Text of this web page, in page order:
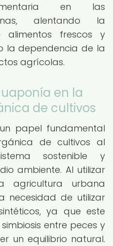
en las
alentando la
alimentos frescos y
la dependencia de la
agrícolas.
en la
de cultivos
papel fundamental
de cultivos al
sostenible y
ambiente. Al utilizar
urbana
necesidad de utilizar
ya que este
entre peces y
un equilibrio natural.